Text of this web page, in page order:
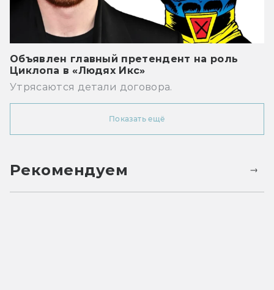
Объявлен главный претендент на роль
Циклопа в «Людях Икс»
Утрясаются детали договора.
Показать ещё
Рекомендуем